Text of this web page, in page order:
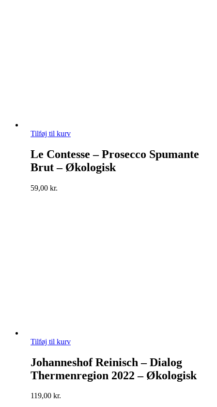
Tilføj til kurv
Le Contesse – Prosecco Spumante
Brut – Økologisk
59,00 kr.
Tilføj til kurv
Johanneshof Reinisch – Dialog
Thermenregion 2022 – Økologisk
119,00 kr.